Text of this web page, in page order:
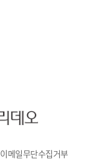
이메일무단수집거부